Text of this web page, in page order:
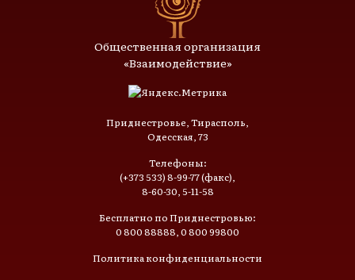
Общественная организация
«Взаимодействие»
Приднестровье, Тирасполь,
Одесская, 73
Телефоны:
(+373 533) 8-99-77 (факс),
8-60-30, 5-11-58
Бесплатно по Приднестровью:
0 800 88888, 0 800 99800
Политика конфиденциальности